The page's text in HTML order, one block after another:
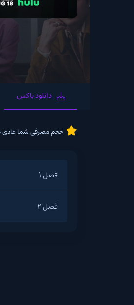
دانلود باکس
حجم مصرفی شما عادی محاسبه می‌شود.